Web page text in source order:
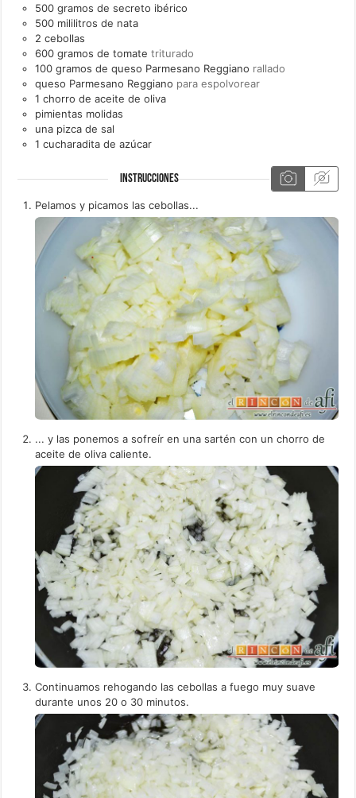
500 gramos de secreto ibérico
500 mililitros de nata
2 cebollas
600 gramos de tomate triturado
100 gramos de queso Parmesano Reggiano rallado
queso Parmesano Reggiano para espolvorear
1 chorro de aceite de oliva
pimientas molidas
una pizca de sal
1 cucharadita de azúcar
INSTRUCCIONES
Pelamos y picamos las cebollas...
... y las ponemos a sofreír en una sartén con un chorro de
aceite de oliva caliente.
Continuamos rehogando las cebollas a fuego muy suave
durante unos 20 o 30 minutos.